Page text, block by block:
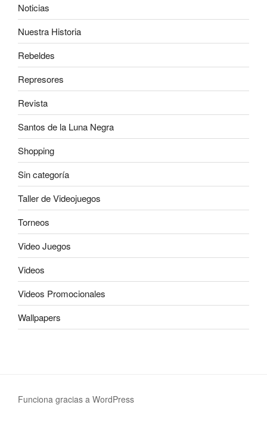
Noticias
Nuestra Historia
Rebeldes
Represores
Revista
Santos de la Luna Negra
Shopping
Sin categoría
Taller de Videojuegos
Torneos
Video Juegos
Videos
Videos Promocionales
Wallpapers
Funciona gracias a WordPress